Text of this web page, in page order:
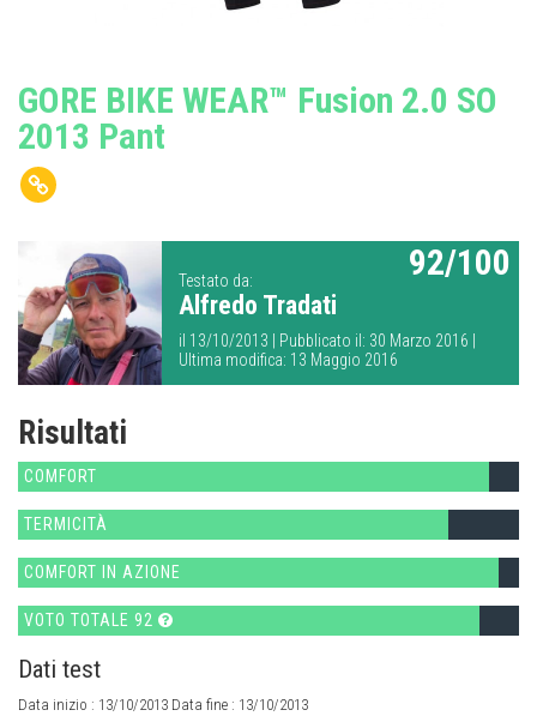
GORE BIKE WEAR™ Fusion 2.0 SO
2013 Pant
Testato da:
Alfredo Tradati
il 13/10/2013 | Pubblicato il: 30 Marzo 2016 |
Ultima modifica: 13 Maggio 2016
92/100
Risultati
COMFORT
TERMICITÀ
COMFORT IN AZIONE
VOTO TOTALE 92
Dati test
Data inizio : 13/10/2013 Data fine : 13/10/2013